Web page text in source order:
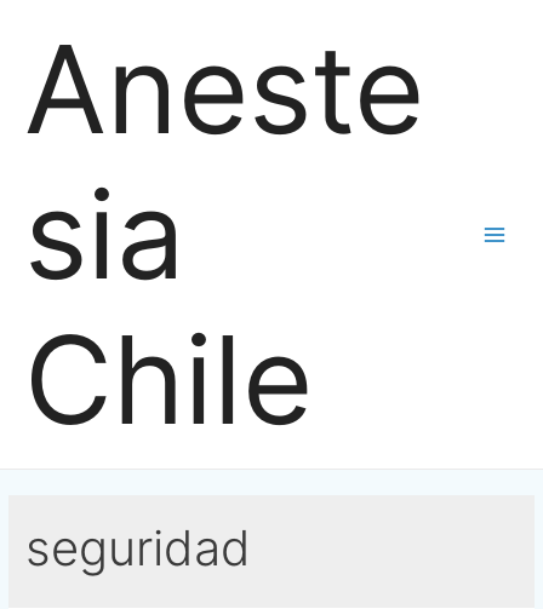
contenido
Aneste
sia
Chile
seguridad